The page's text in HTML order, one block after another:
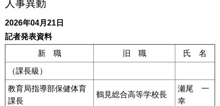
人事異動
2026年04月21日
記者発表資料
新 職 旧 職 氏 名
（課長級）
教育局指導部保健体育
課長
鶴見総合高等学校長
瀬尾 一
幸